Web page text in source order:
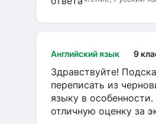
Английский язык 9
Здравствуйте!
переписать из
языку в
отличную оценку за